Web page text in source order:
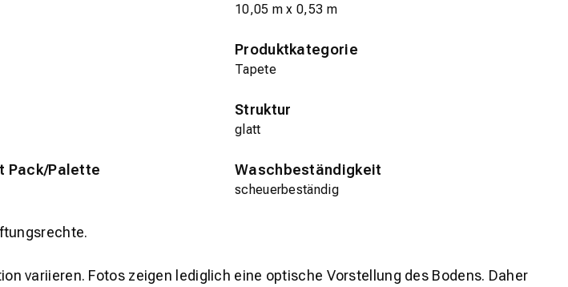
10,05 m x 0,53 m
Produktkategorie
Tapete
Struktur
glatt
Pack/Palette Waschbeständigkeit
scheuerbeständig
variieren. Fotos zeigen lediglich eine optische Vorstellung des Bodens. Daher